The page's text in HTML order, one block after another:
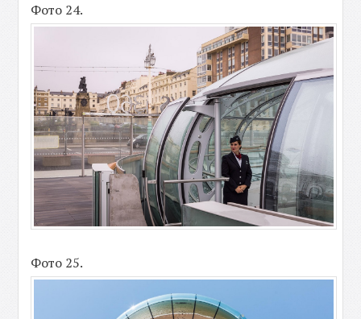
Фото 24.
Фото 25.